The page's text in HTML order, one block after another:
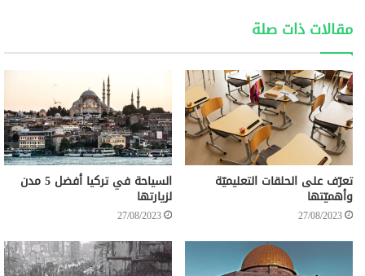
مقالات ذات صلة
تعرّف على الحلقات التعليميّة
وأهميّتها
27/08/2023
السياحة في تركيا أفضل 5 مدن
لزيارتها
27/08/2023